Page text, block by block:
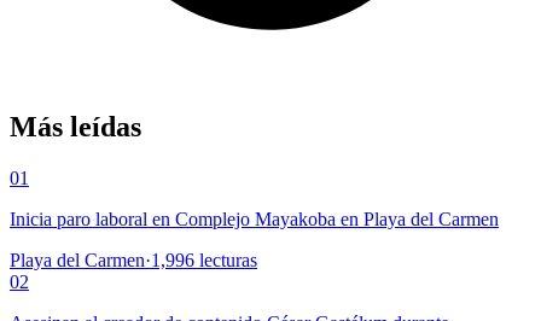
Más leídas
01
Inicia paro laboral en Complejo Mayakoba en Playa del Carmen
Playa del Carmen·1,996 lecturas
02